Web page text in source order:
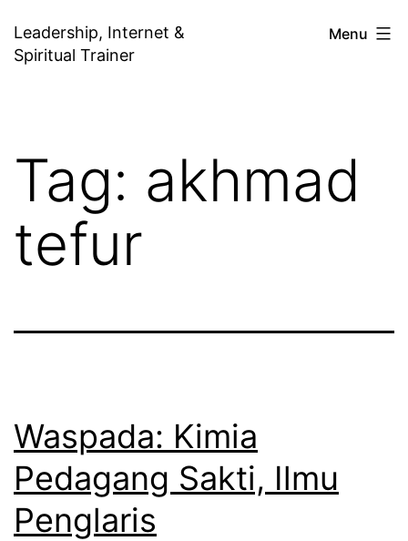
to
Leadership, Internet &
Spiritual Trainer
Menu
Tag: akhmad
tefur
Waspada: Kimia
Pedagang Sakti, Ilmu
Penglaris